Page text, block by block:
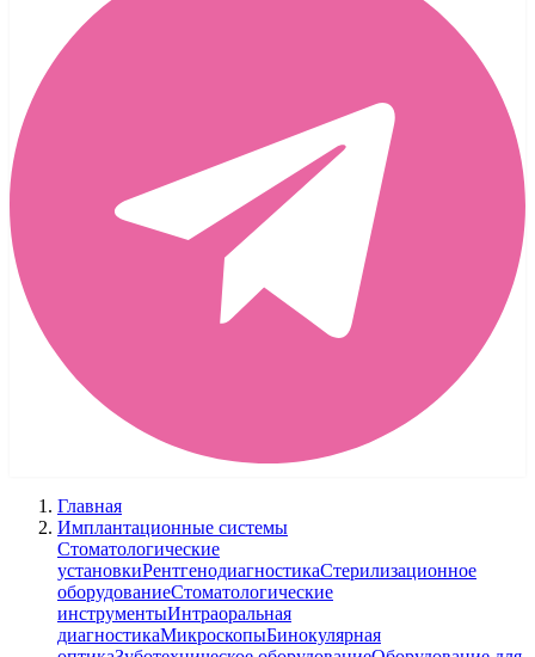
Главная
Имплантационные системы
Стоматологические
установкиРентгенодиагностикаСтерилизационное
оборудованиеСтоматологические
инструментыИнтраоральная
диагностикаМикроскопыБинокулярная